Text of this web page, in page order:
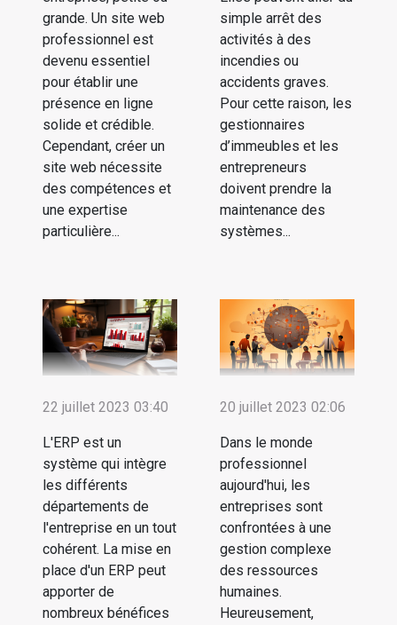
grande. Un site web
professionnel est
devenu essentiel
pour établir une
présence en ligne
solide et crédible.
Cependant, créer un
site web nécessite
des compétences et
une expertise
particulière...
simple arrêt des
activités à des
incendies ou
accidents graves.
Pour cette raison, les
gestionnaires
d’immeubles et les
entrepreneurs
doivent prendre la
maintenance des
systèmes...
22 juillet 2023 03:40
L'ERP est un
système qui intègre
les différents
départements de
l'entreprise en un tout
cohérent. La mise en
place d'un ERP peut
apporter de
nombreux bénéfices
20 juillet 2023 02:06
Dans le monde
professionnel
aujourd'hui, les
entreprises sont
confrontées à une
gestion complexe
des ressources
humaines.
Heureusement,